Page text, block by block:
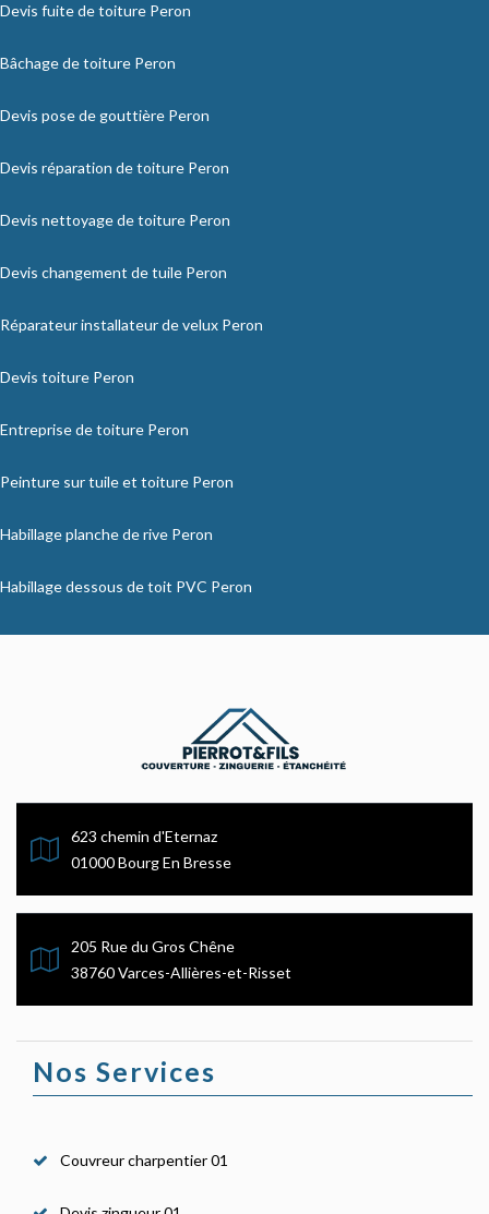
Devis fuite de toiture Peron
Bâchage de toiture Peron
Devis pose de gouttière Peron
Devis réparation de toiture Peron
Devis nettoyage de toiture Peron
Devis changement de tuile Peron
Réparateur installateur de velux Peron
Devis toiture Peron
Entreprise de toiture Peron
Peinture sur tuile et toiture Peron
Habillage planche de rive Peron
Habillage dessous de toit PVC Peron
623 chemin d'Eternaz
01000 Bourg En Bresse
205 Rue du Gros Chêne
38760 Varces-Allières-et-Risset
Nos Services
Couvreur charpentier 01